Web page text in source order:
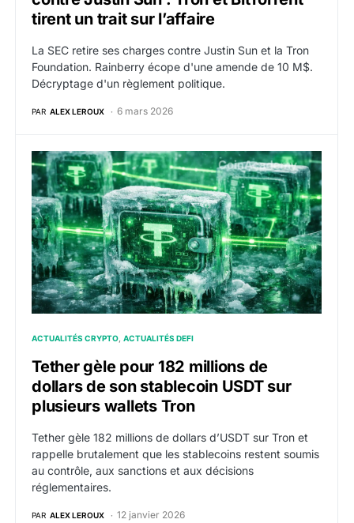
tirent un trait sur l’affaire
La SEC retire ses charges contre Justin Sun et la Tron
Foundation. Rainberry écope d'une amende de 10 M$.
Décryptage d'un règlement politique.
PAR ALEX LEROUX 6 mars 2026
Tether gèle pour 182 millions de dollars de son
ACTUALITÉS CRYPTO ACTUALITÉS DEFI
Tether gèle pour 182 millions de
dollars de son stablecoin USDT sur
plusieurs wallets Tron
Tether gèle 182 millions de dollars d’USDT sur Tron et
rappelle brutalement que les stablecoins restent soumis
au contrôle, aux sanctions et aux décisions
réglementaires.
PAR ALEX LEROUX 12 janvier 2026